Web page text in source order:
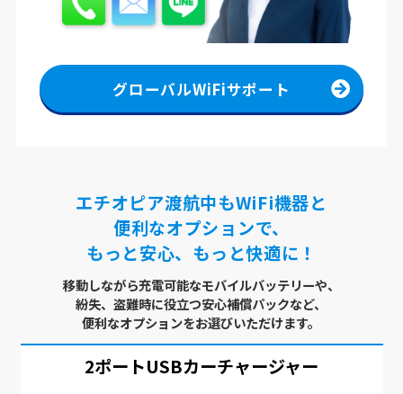
グローバルWiFiサポート
エチオピア渡航中もWiFi機器と
便利なオプションで、
もっと安心、もっと快適に！
移動しながら充電可能なモバイルバッテリーや、
紛失、盗難時に役立つ安心補償パックなど、
便利なオプションをお選びいただけます。
2ポートUSBカーチャージャー